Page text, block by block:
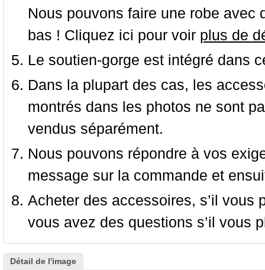
Nous pouvons faire une robe
bas ! Cliquez ici pour voir plus de
Le soutien-gorge est intégré dans
Dans la plupart des cas, les
montrés dans les photos ne sont
vendus séparément.
Nous pouvons répondre à vos
message sur la commande et
Acheter des accessoires, s’il
vous avez des questions s’il vous
Détail de l'image